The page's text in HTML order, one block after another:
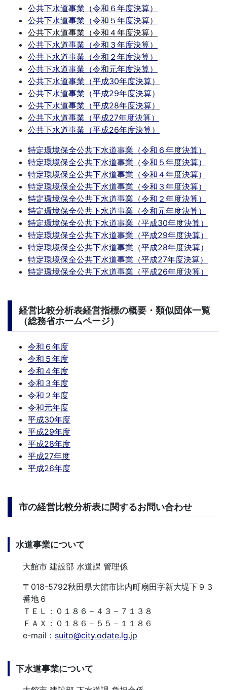
公共下水道事業（令和６年度決算）
公共下水道事業（令和５年度決算）
公共下水道事業（令和４年度決算）
公共下水道事業（令和３年度決算）
公共下水道事業（令和２年度決算）
公共下水道事業（令和元年度決算）
公共下水道事業（平成30年度決算）
公共下水道事業（平成29年度決算）
公共下水道事業（平成28年度決算）
公共下水道事業（平成27年度決算）
公共下水道事業（平成26年度決算）
特定環境保全公共下水道事業（令和６年度決算）
特定環境保全公共下水道事業（令和５年度決算）
特定環境保全公共下水道事業（令和４年度決算）
特定環境保全公共下水道事業（令和３年度決算）
特定環境保全公共下水道事業（令和２年度決算）
特定環境保全公共下水道事業（令和元年度決算）
特定環境保全公共下水道事業（平成30年度決算）
特定環境保全公共下水道事業（平成29年度決算）
特定環境保全公共下水道事業（平成28年度決算）
特定環境保全公共下水道事業（平成27年度決算）
特定環境保全公共下水道事業（平成26年度決算）
経営比較分析表経営指標の概要・類似団体一覧
（総務省ホームページ）
令和６年度
令和５年度
令和４年度
令和３年度
令和２年度
令和元年度
平成30年度
平成29年度
平成28年度
平成27年度
平成26年度
市の経営比較分析表に関するお問い合わせ
水道事業について
大館市 建設部 水道課 管理係
〒018-5792秋田県大館市比内町扇田字新大堤下９３
番地６
ＴＥＬ：０１８６－４３－７１３８
ＦＡＸ：０１８６－５５－１１８６
e-mail： suito@city.odate.lg.jp
下水道事業について